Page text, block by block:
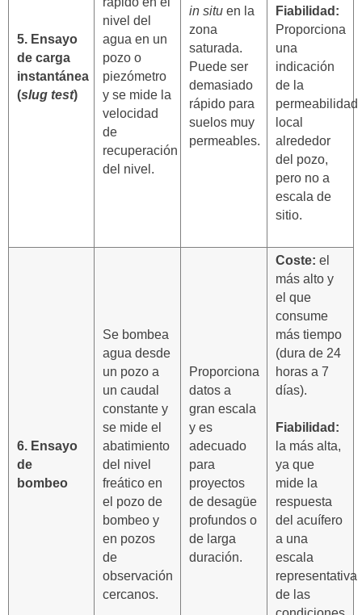
5. Ensayo
de carga
instantánea
(slug test)
nivel del
agua en un
pozo o
piezómetro
y se mide la
velocidad
de
recuperación
del nivel.
in situ en la
zona
saturada.
Puede ser
demasiado
rápido para
suelos muy
permeables.
Fiabilidad:
Proporciona
una
indicación
de la
permeabilidad
local
alrededor
del pozo,
pero no a
escala de
sitio.
6. Ensayo
de
bombeo
Se bombea
agua desde
un pozo a
un caudal
constante y
se mide el
abatimiento
del nivel
freático en
el pozo de
bombeo y
en pozos
de
observación
cercanos.
Proporciona
datos a
gran escala
y es
adecuado
para
proyectos
de desagüe
profundos o
de larga
duración.
Coste: el
más alto y
el que
consume
más tiempo
(dura de 24
horas a 7
días).
Fiabilidad:
la más alta,
ya que
mide la
respuesta
del acuífero
a una
escala
representativa
de las